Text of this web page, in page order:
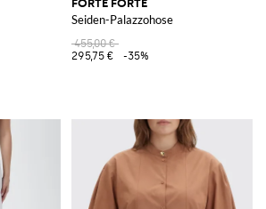
FORTE FORTE
Seiden-Palazzohose
455,00 €
295,75 €
-35%